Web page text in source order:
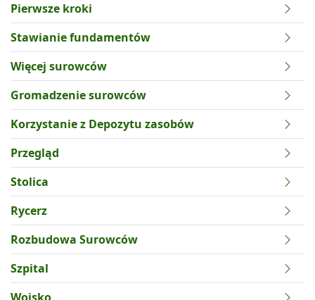
Pierwsze kroki
Stawianie fundamentów
Więcej surowców
Gromadzenie surowców
Korzystanie z Depozytu zasobów
Przegląd
Stolica
Rycerz
Rozbudowa Surowców
Szpital